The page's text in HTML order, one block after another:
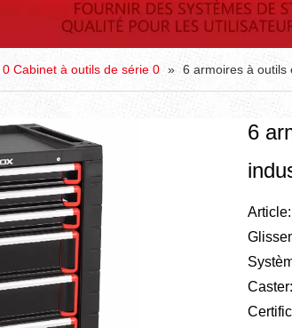
0 Cabinet à outils de série 0 » 6 armoires à outils
6